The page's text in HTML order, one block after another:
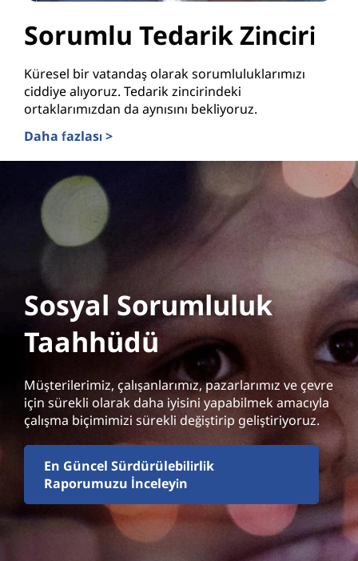
Sorumlu Tedarik Zinciri
Küresel bir vatandaş olarak sorumluluklarımızı
ciddiye alıyoruz. Tedarik zincirindeki
ortaklarımızdan da aynısını bekliyoruz.
Daha fazlası >
Sosyal Sorumluluk
Taahhüdü
Müşterilerimiz, çalışanlarımız, pazarlarımız ve çevre
için sürekli olarak daha iyisini yapabilmek amacıyla
çalışma biçimimizi sürekli değiştirip geliştiriyoruz.
En Güncel Sürdürülebilirlik
Raporumuzu İnceleyin